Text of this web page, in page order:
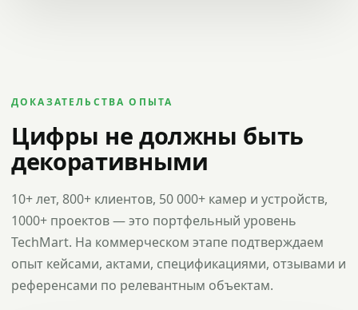
ДОКАЗАТЕЛЬСТВА ОПЫТА
Цифры не должны быть
декоративными
10+ лет, 800+ клиентов, 50 000+ камер и устройств,
1000+ проектов — это портфельный уровень
TechMart. На коммерческом этапе подтверждаем
опыт кейсами, актами, спецификациями, отзывами и
референсами по релевантным объектам.